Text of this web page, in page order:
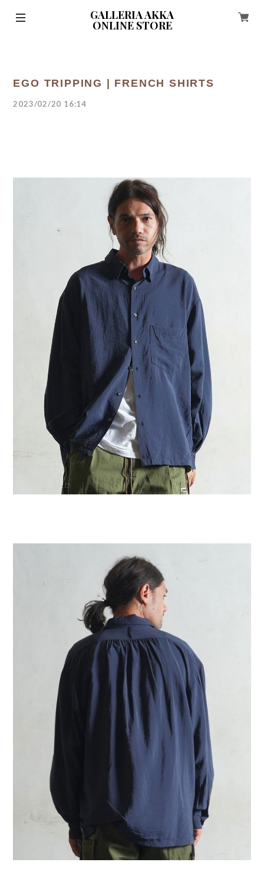
GALLERIA AKKA
ONLINE STORE
EGO TRIPPING | FRENCH SHIRTS
2023/02/20 16:14